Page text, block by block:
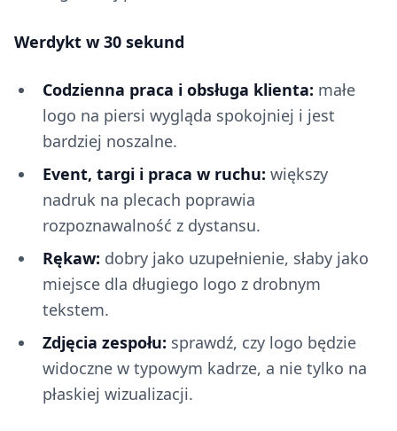
Werdykt w 30 sekund
Codzienna praca i obsługa klienta: małe
logo na piersi wygląda spokojniej i jest
bardziej noszalne.
Event, targi i praca w ruchu: większy
nadruk na plecach poprawia
rozpoznawalność z dystansu.
Rękaw: dobry jako uzupełnienie, słaby jako
miejsce dla długiego logo z drobnym
tekstem.
Zdjęcia zespołu: sprawdź, czy logo będzie
widoczne w typowym kadrze, a nie tylko na
płaskiej wizualizacji.